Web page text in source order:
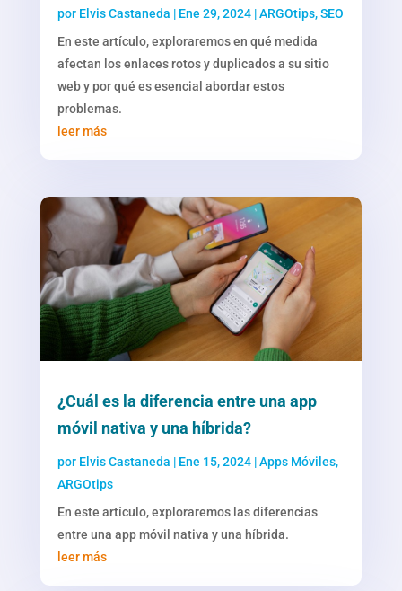
por Elvis Castaneda | Ene 29, 2024|ARGOtips,SEO
En este artículo, exploraremos en qué medida
afectan los enlaces rotos y duplicados a su sitio
web y por qué es esencial abordar estos
problemas.
leer más
¿Cuál es la diferencia entre una app
móvil nativa y una híbrida?
por Elvis Castaneda | Ene 15, 2024|Apps Móviles,
ARGOtips
En este artículo, exploraremos las diferencias
entre una app móvil nativa y una híbrida.
leer más